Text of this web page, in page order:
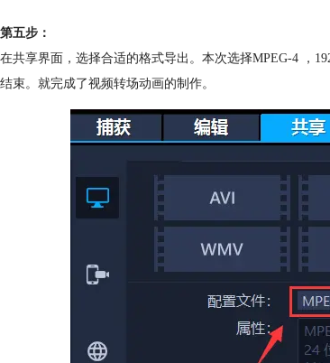
第五步：
在共享界面，选择合适的格式导出。本次选择MPEG-4 ，
结束。就完成了视频转场动画的制作。